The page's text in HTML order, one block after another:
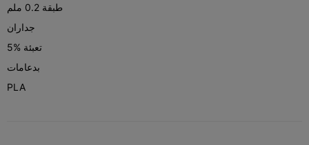
طبقة 0.2 ملم
جداران
5% تعبئة
بدعامات
PLA